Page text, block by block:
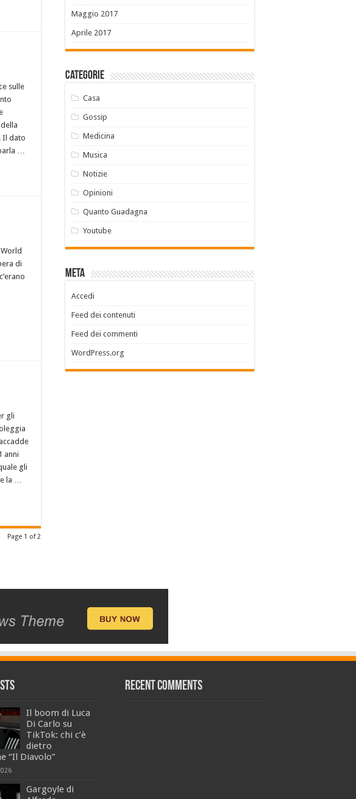
sulle
Il dato
…
di
gli
anni
gli
la …
Page 1 of 2
Maggio 2017
Aprile 2017
Categorie
Casa
Gossip
Medicina
Musica
Notizie
Opinioni
Quanto Guadagna
Youtube
Meta
Accedi
Feed dei contenuti
Feed dei commenti
WordPress.org
Il boom di Luca
Di Carlo su
TikTok: chi c’è
dietro
“Il Diavolo”
Gargoyle di
Recent Comments